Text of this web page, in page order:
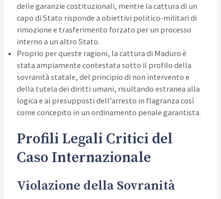
delle garanzie costituzionali, mentre la cattura di un
capo di Stato risponde a obiettivi politico-militari di
rimozione e trasferimento forzato per un processo
interno a un altro Stato.
Proprio per queste ragioni, la cattura di Maduro è
stata ampiamente contestata sotto il profilo della
sovranità statale, del principio di non intervento e
della tutela dei diritti umani, risultando estranea alla
logica e ai presupposti dell’arresto in flagranza così
come concepito in un ordinamento penale garantista.
Profili Legali Critici del
Caso Internazionale
Violazione della Sovranità